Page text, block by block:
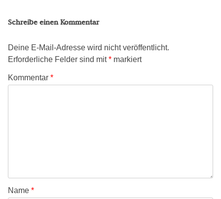
Schreibe einen Kommentar
Deine E-Mail-Adresse wird nicht veröffentlicht.
Erforderliche Felder sind mit* markiert
Kommentar *
Name *